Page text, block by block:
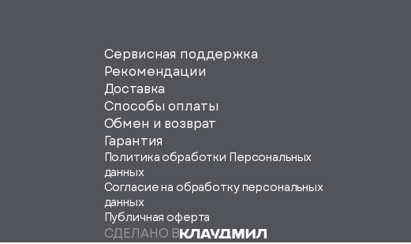
Сервисная поддержка
Рекомендации
Доставка
Способы оплаты
Обмен и возврат
Гарантия
Политика обработки Персональных
данных
Согласие на обработку персональных
данных
Публичная оферта
СДЕЛАНО В